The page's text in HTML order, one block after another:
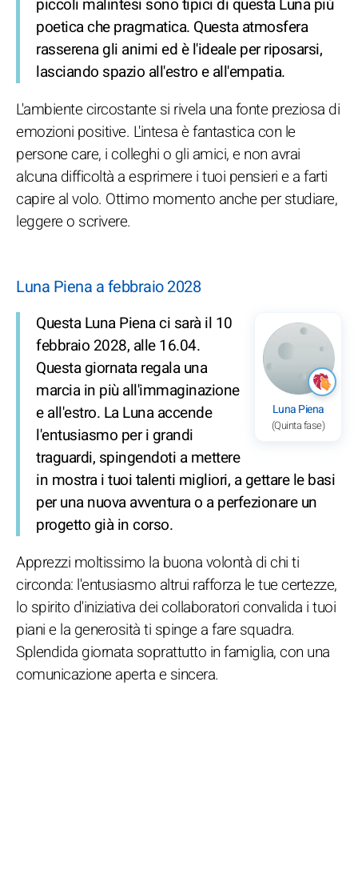
poetica che pragmatica. Questa atmosfera
rasserena gli animi ed è l'ideale per riposarsi,
lasciando spazio all'estro e all'empatia.
L'ambiente circostante si rivela una fonte preziosa di
emozioni positive. L'intesa è fantastica con le
persone care, i colleghi o gli amici, e non avrai
alcuna difficoltà a esprimere i tuoi pensieri e a farti
capire al volo. Ottimo momento anche per studiare,
leggere o scrivere.
Luna Piena a febbraio 2028
Luna Piena
(Quinta fase)
Questa Luna Piena ci sarà il 10
febbraio 2028, alle 16.04.
Questa giornata regala una
marcia in più all'immaginazione
e all'estro. La Luna accende
l'entusiasmo per i grandi
traguardi, spingendoti a mettere
in mostra i tuoi talenti migliori, a gettare le basi
per una nuova avventura o a perfezionare un
progetto già in corso.
Apprezzi moltissimo la buona volontà di chi ti
circonda: l'entusiasmo altrui rafforza le tue certezze,
lo spirito d'iniziativa dei collaboratori convalida i tuoi
piani e la generosità ti spinge a fare squadra.
Splendida giornata soprattutto in famiglia, con una
comunicazione aperta e sincera.